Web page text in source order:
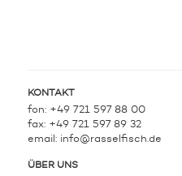
KONTAKT
fon: +49 721 597 88 00
fax: +49 721 597 89 32
email: info@rasselfisch.de
ÜBER UNS